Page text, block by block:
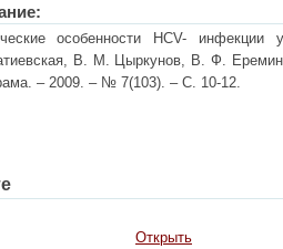
особенности HCV-
В. М. Цыркунов, В. Ф.
– 2009. – № 7(103). – С. 10-12.
Открыть